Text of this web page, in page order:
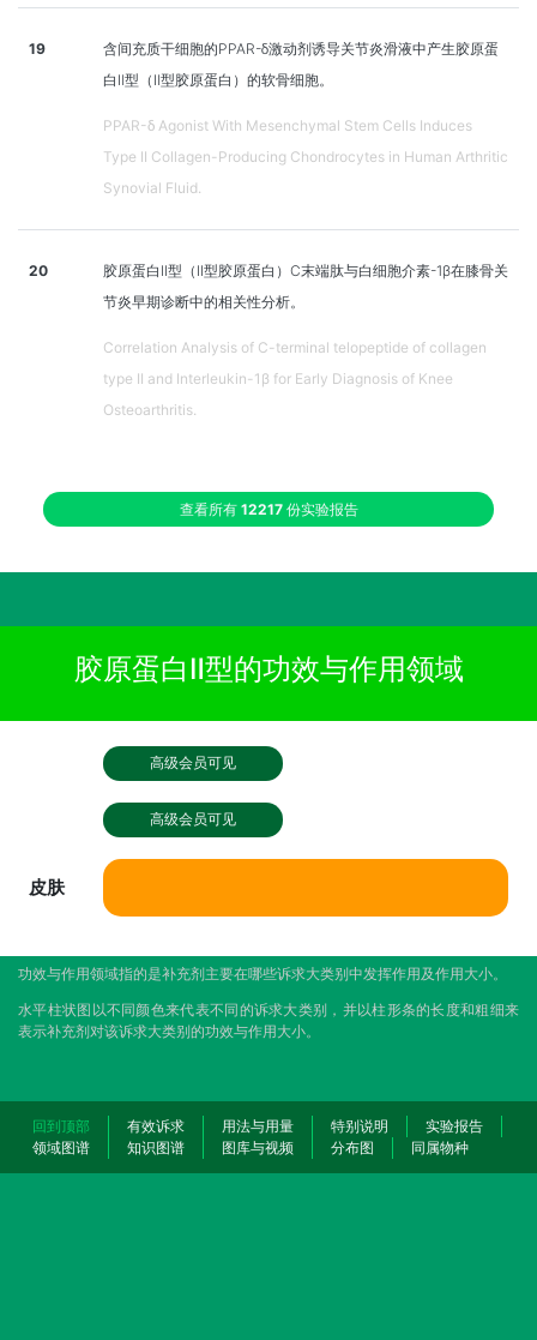
19
含间充质干细胞的PPAR-δ激动剂诱导关节炎滑液中产生胶原蛋
白Ⅱ型（Ⅱ型胶原蛋白）的软骨细胞。
PPAR-δ Agonist With Mesenchymal Stem Cells Induces
Type II Collagen-Producing Chondrocytes in Human Arthritic
Synovial Fluid.
20
胶原蛋白II型（II型胶原蛋白）C末端肽与白细胞介素-1β在膝骨关
节炎早期诊断中的相关性分析。
Correlation Analysis of C-terminal telopeptide of collagen
type II and Interleukin-1β for Early Diagnosis of Knee
Osteoarthritis.
查看所有 12217份实验报告
胶原蛋白Ⅱ型的功效与作用领域
高级会员可见
高级会员可见
皮肤
功效与作用领域指的是补充剂主要在哪些诉求大类别中发挥作用及作用大小。
水平柱状图以不同颜色来代表不同的诉求大类别，并以柱形条的长度和粗细来
表示补充剂对该诉求大类别的功效与作用大小。
回到顶部 有效诉求 用法与用量 特别说明
实验报告
领域图谱
知识图谱 图库与视频 分布图 同属物种